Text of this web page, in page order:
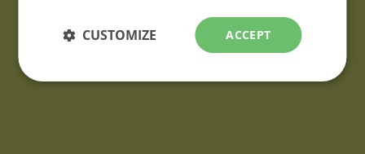
ACCEPT
CUSTOMIZE